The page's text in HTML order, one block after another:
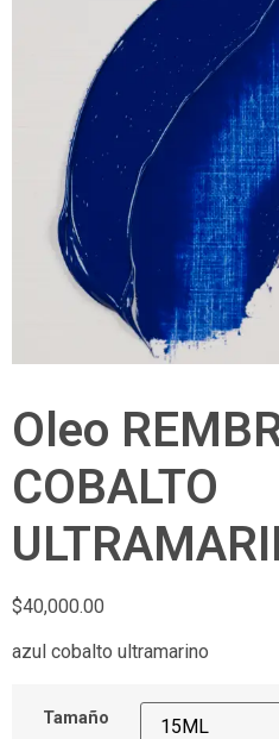
Oleo
COBALTO
$40,000.00
azul cobalto ultramarino
Tamaño